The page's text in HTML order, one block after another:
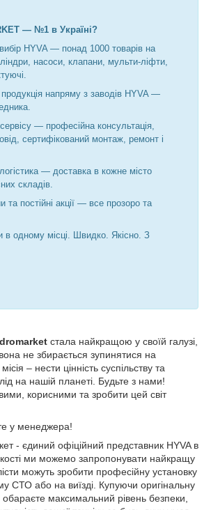
— №1 в Україні?
HYVA — понад 1000 товарів на
насоси, клапани, мульти-ліфти,
напряму з заводів HYVA —
— професійна консультація,
сертифікований монтаж, ремонт і
— доставка в кожне місто
складів.
та постійні акції — все прозоро та
в одному місці. Швидко. Якісно. З
стала найкращою у своїй галузі,
не збирається зупинятися на
– нести цінність суспільству та
на нашій планеті. Будьте з нами!
корисними та зробити цей світ
у менеджера!
- єдиний офіційний представник HYVA в
ми можемо запропонувати найкращу
можуть зробити професійну установку
СТО або на виїзді. Купуючи оригінальну
максимальний рівень безпеки,